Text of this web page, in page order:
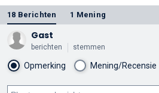
18 Berichten 1 Mening
Gast
berichten stemmen
Opmerking Mening/Recensie